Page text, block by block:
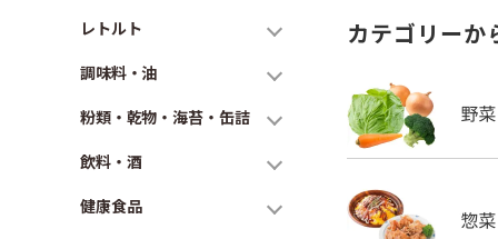
レトルト
調味料・油
粉類・乾物・海苔・缶詰
飲料・酒
健康食品
カテゴリーか